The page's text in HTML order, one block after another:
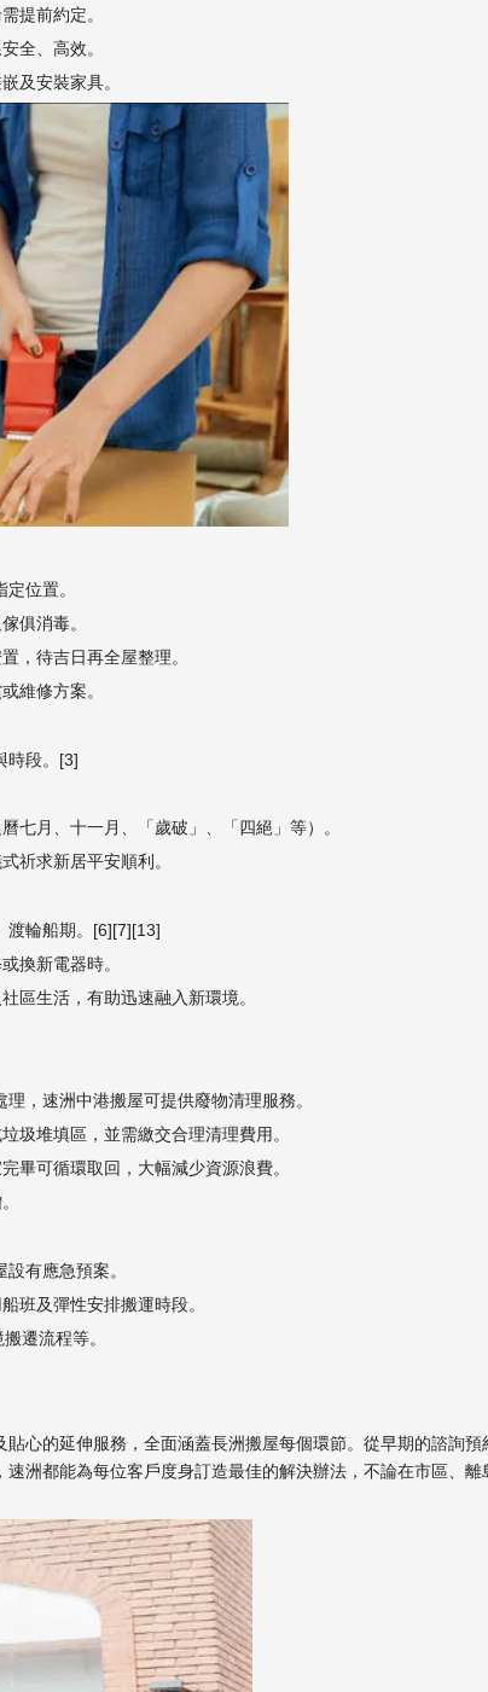
提前約定。
全、高效。
及安裝家具。
位置。
俱消毒。
，待吉日再全屋整理。
維修方案。
時段。[3]
七月、十一月、「歲破」、「四絕」等）。
祈求新居平安順利。
渡輪船期。[6][7][13]
換新電器時。
區生活，有助迅速融入新環境。
，速洲中港搬屋可提供廢物清理服務。
圾堆填區，並需繳交合理清理費用。
畢可循環取回，大幅減少資源浪費。
有應急預案。
班及彈性安排搬運時段。
遷流程等。
心的延伸服務，全面涵蓋長洲搬屋每個環節。從早期的諮詢預
洲都能為每位客戶度身訂造最佳的解決辦法，不論在市區、離